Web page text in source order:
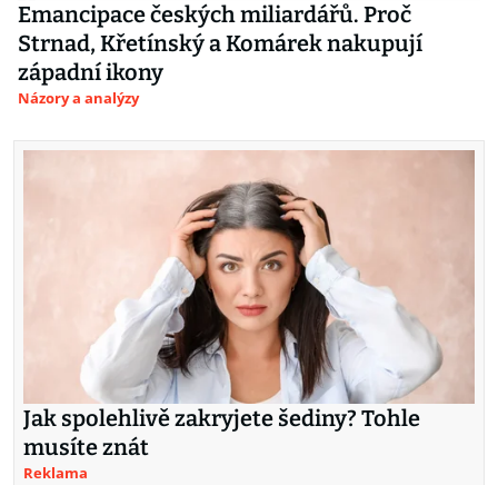
Emancipace českých miliardářů. Proč
Strnad, Křetínský a Komárek nakupují
západní ikony
Názory a analýzy
Jak spolehlivě zakryjete šediny? Tohle
musíte znát
Reklama